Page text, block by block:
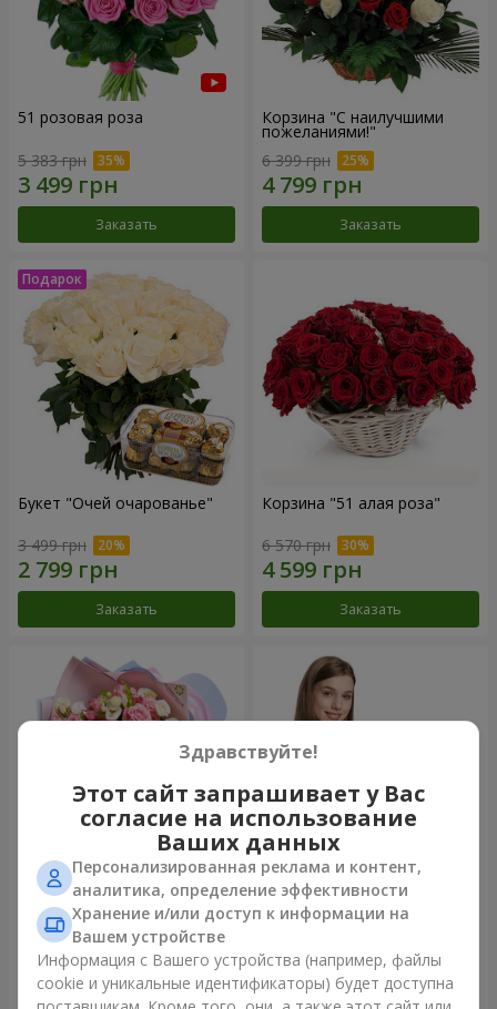
51 розовая роза
5 383 грн
Заказать
Корзина "С наилучшими
пожеланиями!"
6 399 грн
Заказать
Букет "Очей очарованье"
3 499 грн
Заказать
Корзина "51 алая роза"
6 570 грн
Заказать
Букет "Сказка моей жизни"
2 621 грн
Заказать
Корзина "Ангелочек"
Заказать
Здравствуйте!
Этот сайт запрашивает у Вас
согласие на использование
Ваших данных
Персонализированная реклама и контент,
аналитика, определение эффективности
Хранение и/или доступ к информации на
Вашем устройстве
Информация с Вашего устройства (например, файлы
cookie и уникальные идентификаторы) будет доступна